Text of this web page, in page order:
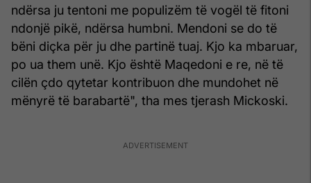
ndërsa ju tentoni me populizëm të vogël të fitoni
ndonjë pikë, ndërsa humbni. Mendoni se do të
bëni diçka për ju dhe partinë tuaj. Kjo ka mbaruar,
po ua them unë. Kjo është Maqedoni e re, në të
cilën çdo qytetar kontribuon dhe mundohet në
mënyrë të barabartë", tha mes tjerash Mickoski.